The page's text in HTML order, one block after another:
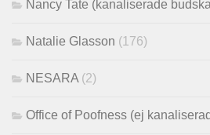
Nancy Tate (kanaliserade
Natalie Glasson (176)
NESARA (2)
Office of Poofness (ej